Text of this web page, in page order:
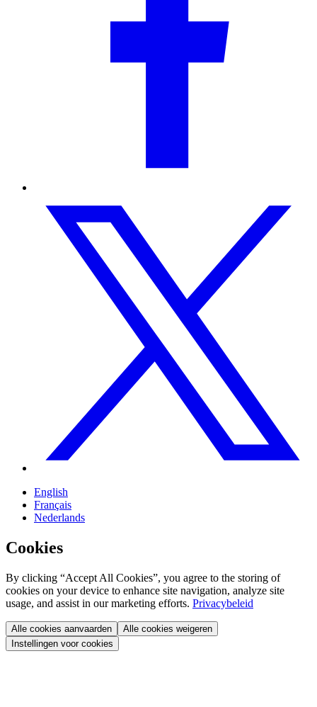
English
Français
Nederlands
Cookies
By clicking “Accept All Cookies”, you agree to the storing of
cookies on your device to enhance site navigation, analyze site
usage, and assist in our marketing efforts. Privacybeleid
Alle cookies aanvaarden
Alle cookies weigeren
Instellingen voor cookies